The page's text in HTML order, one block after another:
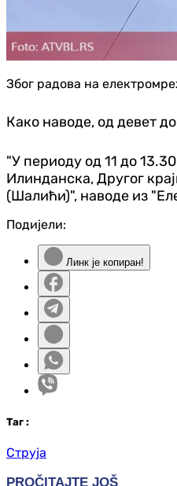
Због радова на
Како наводе, од девет
"У периоду од 11 до
Илинданска, Другог
(Шалићи)", наводе из
Подијели:
Линк је копиран!
Таг :
Струја